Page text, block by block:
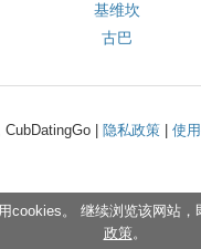
基维坎
古巴
| 隐私政策 使
cookies。 继续浏览该网站，
政策。